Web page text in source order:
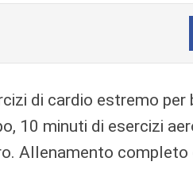
di cardio estremo
10 minuti di esercizi
Allenamento completo